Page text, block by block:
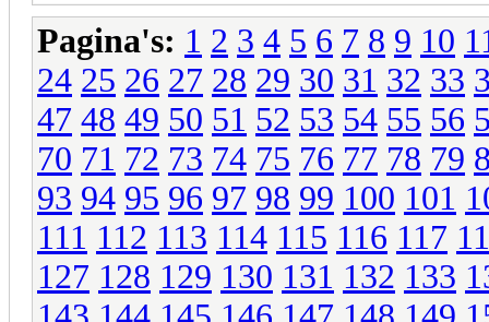
Pagina's: 1 2 3 4 5 6 7 8 9 10
24 25 26 27 28 29 30 31 32 33
47 48 49 50 51 52 53 54 55 56
70 71 72 73 74 75 76 77 78 79
93 94 95 96 97 98 99 100 101
111 112 113 114 115 116 117
127 128 129 130 131 132 133